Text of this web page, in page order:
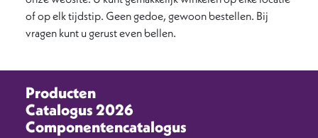
of op elk tijdstip. Geen gedoe, gewoon bestellen. Bij
vragen kunt u gerust even bellen.
Producten
Catalogus 2026
Componentencatalogus